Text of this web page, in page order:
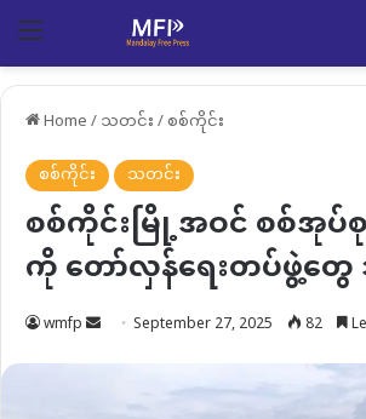
Menu
Home/သတင်း/စစ်ကိုင်း
စစ်ကိုင်း
သတင်း
စစ်ကိုင်းမြို့အဝင် စစ်အုပ်
ကို တော်လှန်ရေးတပ်ဖွဲ့တွ
wmfp Send September 27, 2025 82